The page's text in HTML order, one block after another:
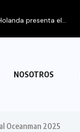
presenta el...
NOSOTROS
Oceanman 2025